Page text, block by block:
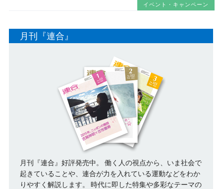
イベント・キャンペーン
月刊『連合』
月刊『連合』好評発売中。 働く人の視点から、いま社会で
起きていることや、連合が力を入れている運動などをわか
りやすく解説します。 時代に即した特集や多彩なテーマの